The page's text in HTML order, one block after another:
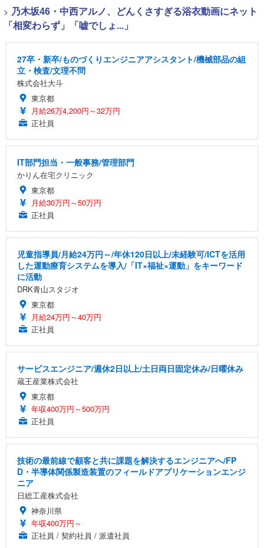
> 乃木坂46・中西アルノ、どんくさすぎる浴衣動画にネット
「相変わらず」「嘘でしょ...」
27卒・新卒/ものづくりエンジニアアシスタント/機械部品の組
立・検査/文理不問
株式会社大斗
東京都
月給26万4,200円～32万円
正社員
IT部門担当・一般事務/管理部門
かりん在宅クリニック
東京都
月給30万円～50万円
正社員
児童指導員/月給24万円～/年休120日以上/未経験可/ICTを活用
した運動療育システムを導入/「IT×福祉×運動」をキーワード
に活動
DRK青山スタジオ
東京都
月給24万円～40万円
正社員
サービスエンジニア/週休2日以上/土日両日固定休み/日曜休み
蔵王産業株式会社
東京都
年収400万円～500万円
正社員
技術の最前線で顧客と共に課題を解決するエンジニアへ/FP
D・半導体関係製造装置のフィールドアプリケーションエンジ
ニア
日総工産株式会社
神奈川県
年収400万円～
正社員 / 契約社員 / 派遣社員